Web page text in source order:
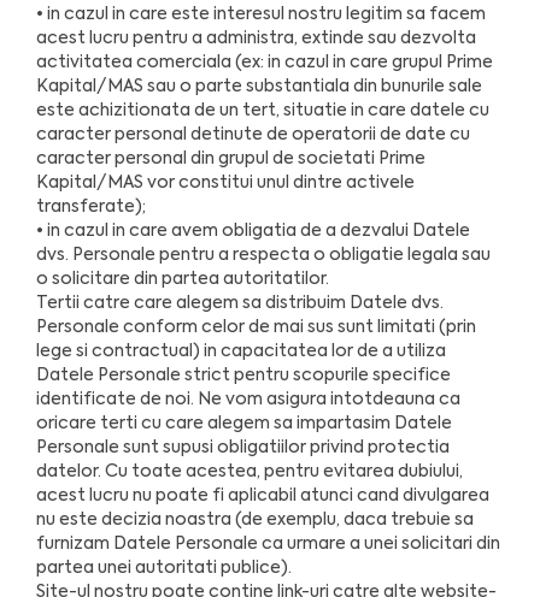
• in cazul in care este interesul nostru legitim sa facem
acest lucru pentru a administra, extinde sau dezvolta
activitatea comerciala (ex: in cazul in care grupul Prime
Kapital/MAS sau o parte substantiala din bunurile sale
este achizitionata de un tert, situatie in care datele cu
caracter personal detinute de operatorii de date cu
caracter personal din grupul de societati Prime
Kapital/MAS vor constitui unul dintre activele
transferate);
• in cazul in care avem obligatia de a dezvalui Datele
dvs. Personale pentru a respecta o obligatie legala sau
o solicitare din partea autoritatilor.
Tertii catre care alegem sa distribuim Datele dvs.
Personale conform celor de mai sus sunt limitati (prin
lege si contractual) in capacitatea lor de a utiliza
Datele Personale strict pentru scopurile specifice
identificate de noi. Ne vom asigura intotdeauna ca
oricare terti cu care alegem sa impartasim Datele
Personale sunt supusi obligatiilor privind protectia
datelor. Cu toate acestea, pentru evitarea dubiului,
acest lucru nu poate fi aplicabil atunci cand divulgarea
nu este decizia noastra (de exemplu, daca trebuie sa
furnizam Datele Personale ca urmare a unei solicitari din
partea unei autoritati publice).
Site-ul nostru poate contine link-uri catre alte website-